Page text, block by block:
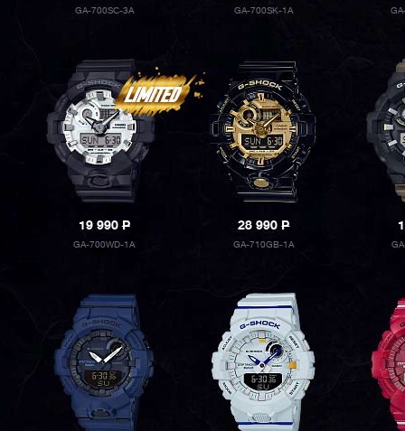
GA-700SC-3A GA-700SK-1A
19 990P
GA-700WD-1A
28 990P
GA-710GB-1A